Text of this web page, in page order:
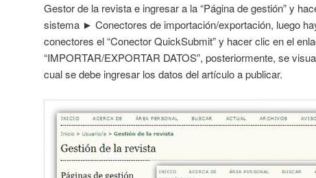
Gestor de la revista e ingresar a la “Página de gestión” y
sistema ► Conectores de importación/exportación, luego
conectores el “Conector QuickSubmit” y hacer clic en el
“IMPORTAR/EXPORTAR DATOS”, posteriormente, se
cual se debe ingresar los datos del artículo a publicar.